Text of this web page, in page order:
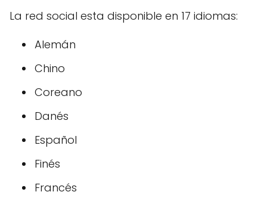
La red social esta disponible en 17 idiomas:
Alemán
Chino
Coreano
Danés
Español
Finés
Francés